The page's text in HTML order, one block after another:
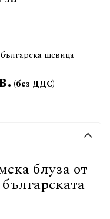
шевица
блуза от